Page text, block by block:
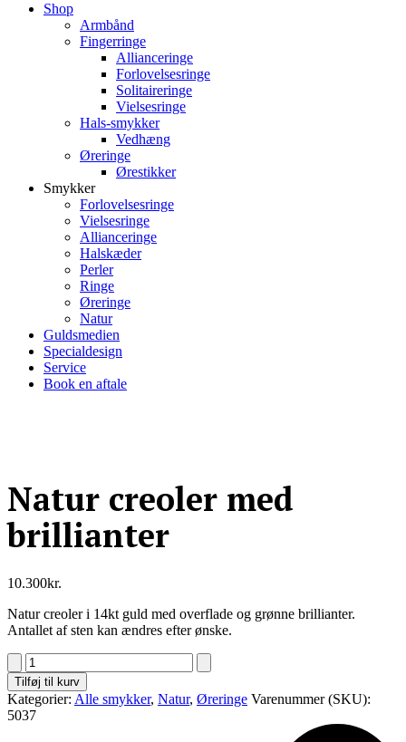
Shop
Armbånd
Fingerringe
Allianceringe
Forlovelsesringe
Solitaireringe
Vielsesringe
Hals-smykker
Vedhæng
Øreringe
Ørestikker
Smykker
Forlovelsesringe
Vielsesringe
Allianceringe
Halskæder
Perler
Ringe
Øreringe
Natur
Guldsmedien
Specialdesign
Service
Book en aftale
Natur creoler med
brillianter
10.300kr.
Natur creoler i 14kt guld med overflade og grønne brillianter.
Antallet af sten kan ændres efter ønske.
Natur
creoler
med
brillianter
antal
Tilføj til kurv
Kategorier: Alle smykker, Natur, Øreringe Varenummer (SKU):
5037